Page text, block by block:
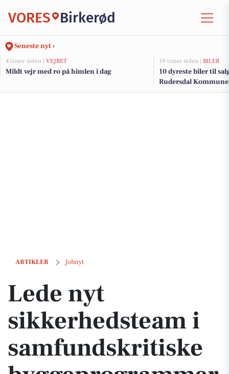
VORES Birkerød
Seneste nyt ›
4 timer siden | VEJRET
Mildt vejr med ro på himlen i dag
19 timer siden | BILER
10 dyreste biler til
Rudersdal Kommune
ARTIKLER Jobnyt
Lede nyt sikkerhedsteam i samfundskritiske byggeprogrammer hos
Lede nyt
sikkerhedsteam i
samfundskritiske